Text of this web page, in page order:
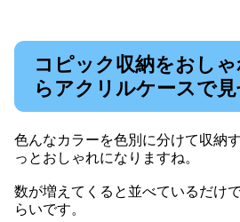
コピック収納をおし
らアクリルケースで見
色んなカラーを色別に分けて収納
っとおしゃれになりますね。
数が増えてくると並べているだけ
らいです。